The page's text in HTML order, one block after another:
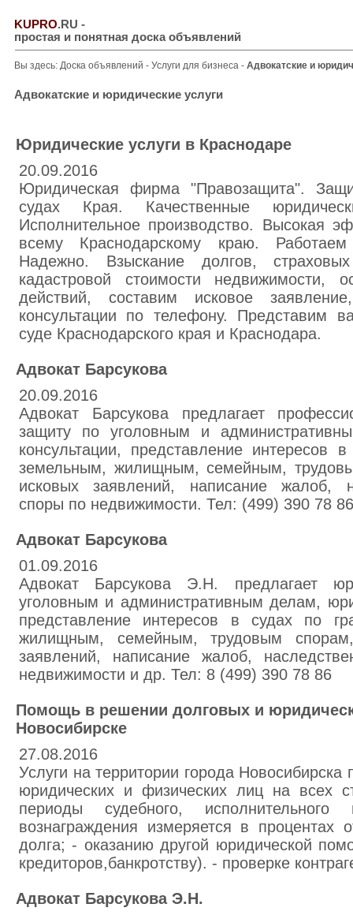
KUPRO.RU -
простая и понятная доска объявлений
Вы здесь: Доска объявлений - Услуги для бизнеса - Адвокатские и
Адвокатские и юридические услуги
Юридические услуги в Краснодаре
20.09.2016
Юридическая фирма "Правозащита".
судах Края. Качественные
Исполнительное производство. Высокая
всему Краснодарскому краю. Работаем
Надежно. Взыскание долгов,
кадастровой стоимости недвижимости,
действий, составим исковое
консультации по телефону. Представим
суде Краснодарского края и Краснодара.
Адвокат Барсукова
20.09.2016
Адвокат Барсукова предлагает
защиту по уголовным и
консультации, представление интересов
земельным, жилищным, семейным,
исковых заявлений, написание жалоб,
споры по недвижимости. Тел: (499) 390 78 86
Адвокат Барсукова
01.09.2016
Адвокат Барсукова Э.Н. предлагает
уголовным и административным делам,
представление интересов в судах по
жилищным, семейным, трудовым спорам,
заявлений, написание жалоб,
недвижимости и др. Тел: 8 (499) 390 78 86
Помощь в решении долговых и
Новосибирске
27.08.2016
Услуги на территории города Новосибирска
юридических и физических лиц на всех
периоды судебного, исполнительного
вознаграждения измеряется в процентах
долга; - оказанию другой юридической
кредиторов,банкротству). - проверке
Адвокат Барсукова Э.Н.